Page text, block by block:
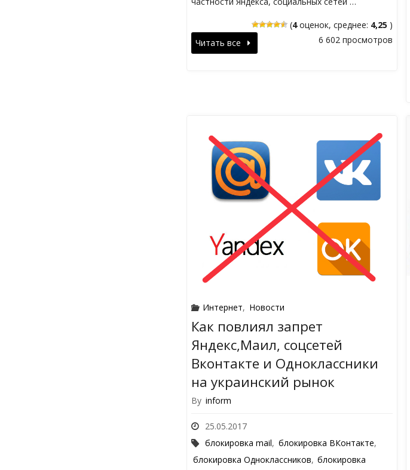
(4оценок, среднее: 4,25 )
6 602 просмотров
Читать все
Интернет, Новости
Как повлиял запрет
Яндекс,Маил, соцсетей
Вконтакте и Одноклассники
на украинский рынок
By inform
25.05.2017
блокировка mail, блокировка ВКонтакте,
блокировка Одноклассников, блокировка